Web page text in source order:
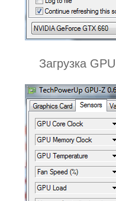
Загрузка